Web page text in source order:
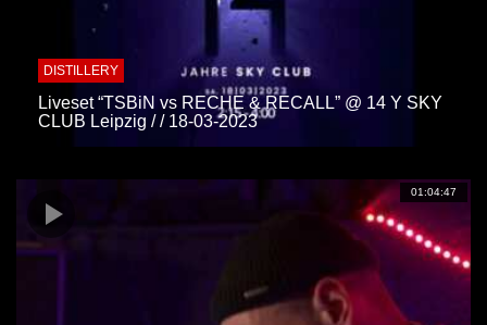
DISTILLERY
Liveset “TSBiN vs RECHE & RECALL” @ 14 Y SKY
CLUB Leipzig / / 18-03-2023
01:04:47